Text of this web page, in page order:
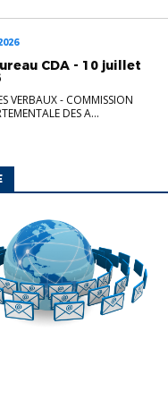
CDA - 10 juillet
VERBAUX- COMMISSION
DES A...